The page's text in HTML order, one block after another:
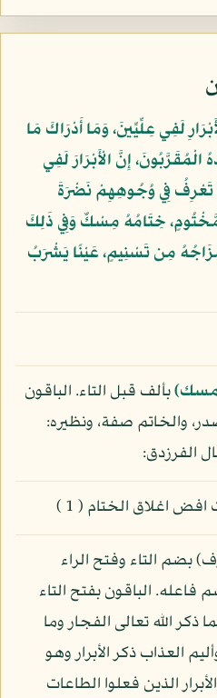
لَفِي عِلِّيِّينَ، وَمَا أَدْرَاكَ مَا
إِنَّ الْأَبْرَارَ لَفِي
تَعْرِفُ فِي وُجُوهِهِمْ نَضْرَةَ
خِتَامُهُ مِسْكٌ وَفِي ذَلِكَ
مِن تَسْنِيمٍ، عَيْنًا يَشْرَبُ
مسك)بألف قبل التاء. الباقون
والخاتم صفة، ونظيره:
الفرزدق:
اغلاق الختام ( 1 )
بضم التاء وفتح الراء
الباقون بفتح التاء
الله تعالى الفجار وما
العذاب ذكر الأبرار وهو
الذين فعلوا الطاعات